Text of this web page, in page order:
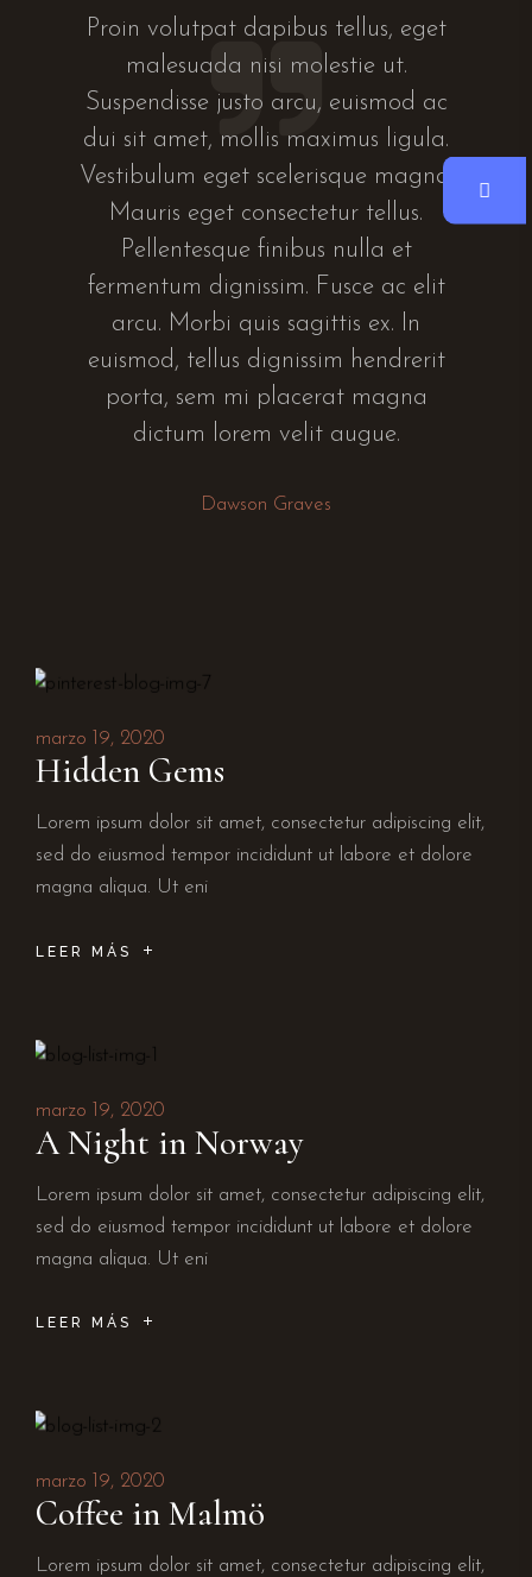
Proin volutpat dapibus tellus, eget
malesuada nisi molestie ut.
Suspendisse justo arcu, euismod ac
dui sit amet, mollis maximus ligula.
Vestibulum eget scelerisque magna.
Mauris eget consectetur tellus.
Pellentesque finibus nulla et
fermentum dignissim. Fusce ac elit
arcu. Morbi quis sagittis ex. In
euismod, tellus dignissim hendrerit
porta, sem mi placerat magna
dictum lorem velit augue.
Dawson Graves
marzo 19, 2020
Hidden Gems
Lorem ipsum dolor sit amet, consectetur adipiscing elit,
sed do eiusmod tempor incididunt ut labore et dolore
magna aliqua. Ut eni
LEER MÁS
marzo 19, 2020
A Night in Norway
Lorem ipsum dolor sit amet, consectetur adipiscing elit,
sed do eiusmod tempor incididunt ut labore et dolore
magna aliqua. Ut eni
LEER MÁS
marzo 19, 2020
Coffee in Malmö
Lorem ipsum dolor sit amet, consectetur adipiscing elit,